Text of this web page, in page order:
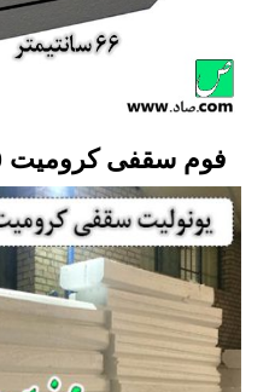
فوم سقفی کرومیت 20 سانتی 600 گرمی